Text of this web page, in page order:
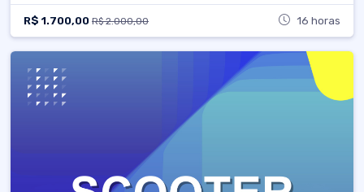
R$ 1.700,00 R$ 2.000,00 16 horas